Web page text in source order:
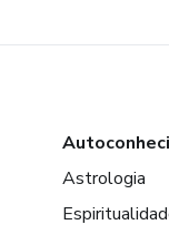
Astrologia